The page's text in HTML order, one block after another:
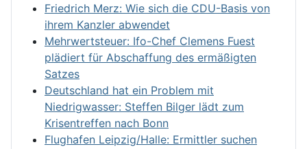
Friedrich Merz: Wie sich die CDU-Basis von
ihrem Kanzler abwendet
Mehrwertsteuer: Ifo-Chef Clemens Fuest
plädiert für Abschaffung des ermäßigten
Satzes
Deutschland hat ein Problem mit
Niedrigwasser: Steffen Bilger lädt zum
Krisentreffen nach Bonn
Flughafen Leipzig/Halle: Ermittler suchen